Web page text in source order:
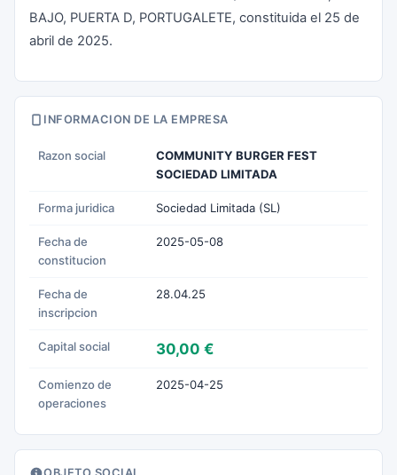
BAJO, PUERTA D, PORTUGALETE, constituida el 25 de
abril de 2025.
INFORMACION DE LA EMPRESA
Razon social
COMMUNITY BURGER FEST
SOCIEDAD LIMITADA
Forma juridica Sociedad Limitada (SL)
Fecha de
constitucion
2025-05-08
Fecha de
inscripcion
28.04.25
Capital social 30,00 €
Comienzo de
operaciones
2025-04-25